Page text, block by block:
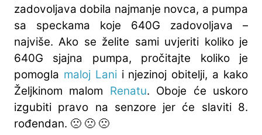
zadovoljava dobila najmanje novca, a pumpa
sa speckama koje 640G zadovoljava –
najviše. Ako se želite sami uvjeriti koliko je
640G sjajna pumpa, pročitajte koliko je
pomogla maloj Lanii njezinoj obitelji, a kako
Željkinom malom Renatu. Oboje će uskoro
izgubiti pravo na senzore jer će slaviti 8.
rođendan. 🙁 🙁 🙁